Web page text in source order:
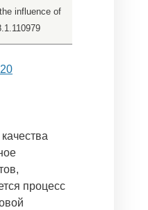
influence of
процесс